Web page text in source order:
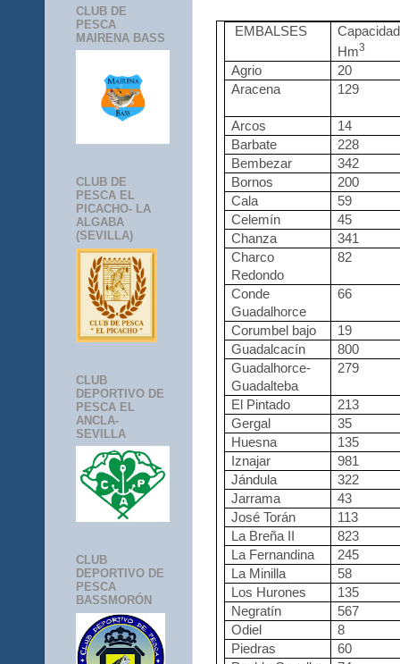
EMBALSES
Capacidad
Hm3
Agrio
20
Aracena
Arcos
14
Barbate
228
Bembezar
342
Bornos
200
Cala
59
Celemín
45
Chanza
341
Charco
Redondo
82
Conde
Guadalhorce
66
Corumbel bajo
19
Guadalcacín
800
Guadalhorce-
Guadalteba
279
El Pintado
213
Gergal
35
Huesna
135
Iznajar
981
Jándula
322
Jarrama
43
José Torán
113
La Breña II
823
La Fernandina
245
La Minilla
58
Los Hurones
135
Negratín
567
Odiel
8
Piedras
60
CLUB DE
PESCA
MAIRENA BASS
CLUB DE
PESCA EL
PICACHO- LA
ALGABA
(SEVILLA)
CLUB
DEPORTIVO DE
PESCA EL
ANCLA-
SEVILLA
CLUB
DEPORTIVO DE
PESCA
BASSMORÓN